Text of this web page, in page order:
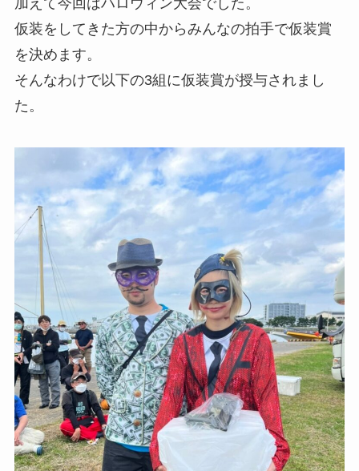
加えて今回はハロウィン大会でした。
仮装をしてきた方の中からみんなの拍手で仮装賞
を決めます。
そんなわけで以下の3組に仮装賞が授与されまし
た。